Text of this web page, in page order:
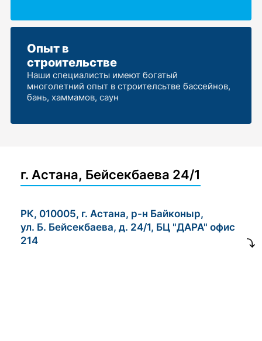
Опыт в
строительстве
Наши специалисты имеют богатый
многолетний опыт в строителсьтве бассейнов,
бань, хаммамов, саун
г. Астана, Бейсекбаева 24/1
РК, 010005, г. Астана, р-н Байконыр,
ул. Б. Бейсекбаева, д. 24/1, БЦ "ДАРА" офис
214